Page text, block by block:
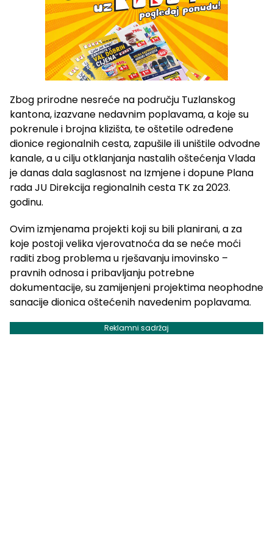
Zbog prirodne nesreće na području Tuzlanskog
kantona, izazvane nedavnim poplavama, a koje su
pokrenule i brojna klizišta, te oštetile određene
dionice regionalnih cesta, zapušile ili uništile odvodne
kanale, a u cilju otklanjanja nastalih oštećenja Vlada
je danas dala saglasnost na Izmjene i dopune Plana
rada JU Direkcija regionalnih cesta TK za 2023.
godinu.
Ovim izmjenama projekti koji su bili planirani, a za
koje postoji velika vjerovatnoća da se neće moći
raditi zbog problema u rješavanju imovinsko –
pravnih odnosa i pribavljanju potrebne
dokumentacije, su zamijenjeni projektima neophodne
sanacije dionica oštećenih navedenim poplavama.
Reklamni sadržaj